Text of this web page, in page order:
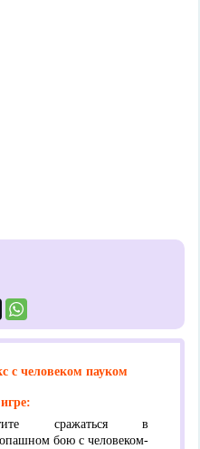
с человеком пауком
сражаться в
бою с человеком-